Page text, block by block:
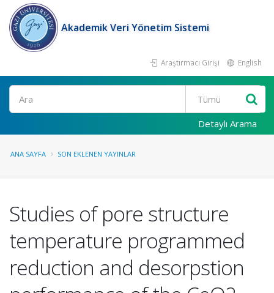
Akademik Veri Yönetim Sistemi
Araştırmacı Girişi English
Ara
Detaylı Arama
ANA SAYFA SON EKLENEN YAYINLAR
Studies of pore structure
temperature programmed
reduction and desorpstion